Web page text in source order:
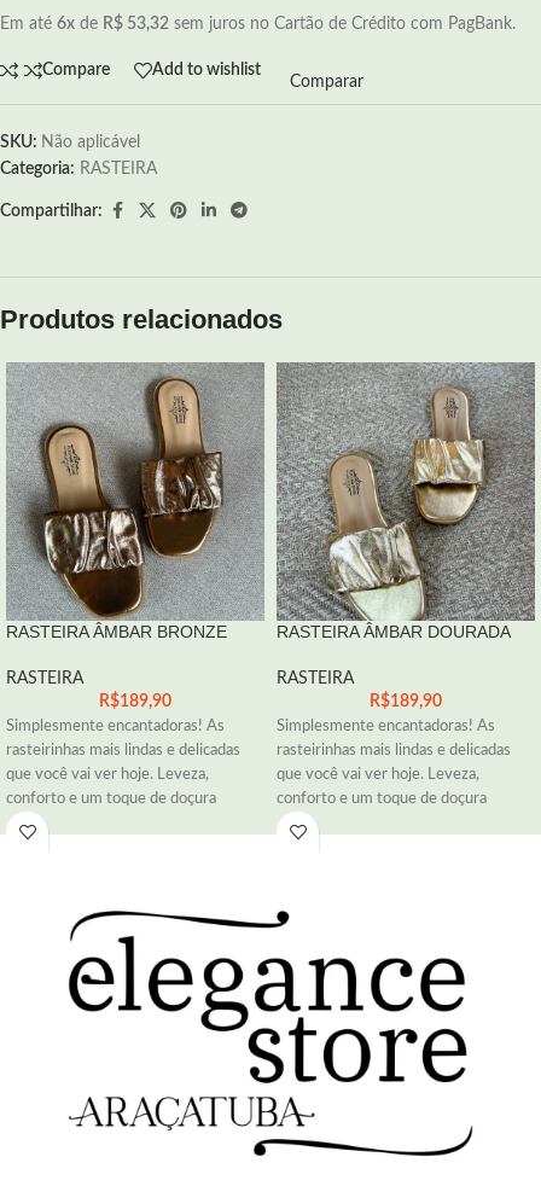
Em até 6x de R$ 53,32 sem juros no Cartão de Crédito com PagBank.
Compare Add to wishlist
Comparar
SKU: Não aplicável
Categoria: RASTEIRA
Compartilhar:
Produtos relacionados
RASTEIRA ÂMBAR BRONZE
RASTEIRA
R$189,90
Simplesmente encantadoras! As
rasteirinhas mais lindas e delicadas
que você vai ver hoje. Leveza,
conforto e um toque de doçura
RASTEIRA ÂMBAR DOURADA
RASTEIRA
R$189,90
Simplesmente encantadoras! As
rasteirinhas mais lindas e delicadas
que você vai ver hoje. Leveza,
conforto e um toque de doçura